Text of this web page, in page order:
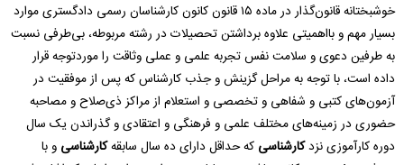
خوشبختانه قانون‌گذار در ماده ۱۵ قانون کانون کارشناسان رسمی دادگستری موارد
بسیار مهم و بااهمیتی علاوه برداشتن تحصیلات در رشته مربوطه، بی‌طرفی نسبت
به طرفین دعوی و سلامت نفس تجربه علمی و عملی وثاقت را موردتوجه قرار
داده است، با توجه به مراحل گزینش و جذب کارشناس که پس از موفقیت در
آزمون‌های کتبی و شفاهی و تخصصی و استعلام از مراکز ذی‌صلاح و مصاحبه
حضوری در زمینه‌های مختلف علمی و فرهنگی و اعتقادی و گذراندن یک سال
دوره کارآموزی نزدکارشناسی که حداقل دارای ده سال سابقهکارشناسی و با